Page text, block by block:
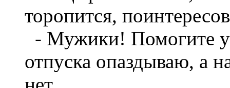
торопится,
- Мужики! Помогите
отпуска опаздываю, а